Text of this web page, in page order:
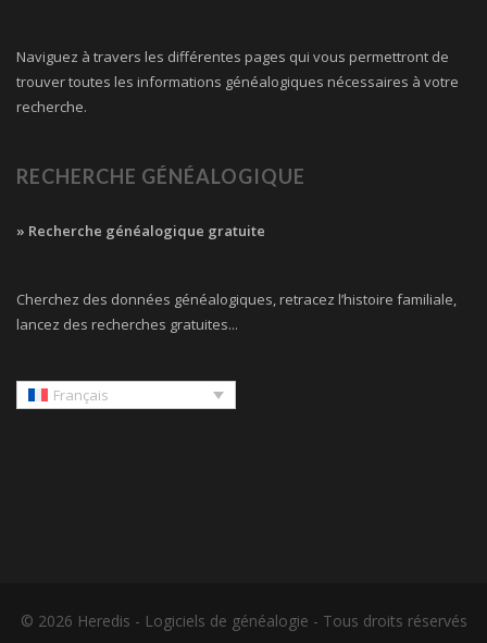
Naviguez à travers les différentes pages qui vous permettront de
trouver toutes les informations généalogiques nécessaires à votre
recherche.
RECHERCHE GÉNÉALOGIQUE
» Recherche généalogique gratuite
Cherchez des données généalogiques, retracez l’histoire familiale,
lancez des recherches gratuites...
Français
© 2026 Heredis - Logiciels de généalogie - Tous droits réservés